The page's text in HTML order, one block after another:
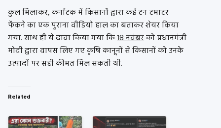
कुल मिलाकर, कर्नाटक में किसानों द्वारा कई टन टमाटर
फेंकने का एक पुराना वीडियो हाल का बताकर शेयर किया
गया. साथ ही ये दावा किया गया कि18 नवंबरको प्रधानमंत्री
मोदी द्वारा वापस लिए गए कृषि कानूनों से किसानों को उनके
उत्पादों पर सही कीमत मिल सकती थी.
Related